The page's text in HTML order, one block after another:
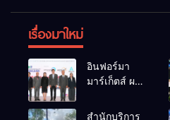
เรื่องมาใหม่
อินฟอร์มา
มาร์เก็ตส์ ผนึก
ธุรกิจท่อง
สำนักบริการ